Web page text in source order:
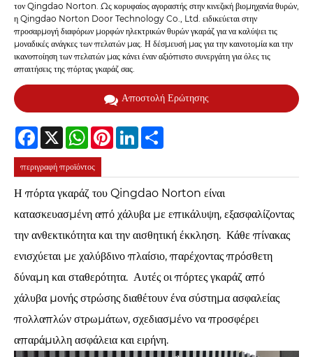
τον Qingdao Norton. Ως κορυφαίος αγοραστής στην κινεζική βιομηχανία θυρών,
η Qingdao Norton Door Technology Co., Ltd. ειδικεύεται στην
προσαρμογή διαφόρων μορφών ηλεκτρικών θυρών γκαράζ για να καλύψει τις
μοναδικές ανάγκες των πελατών μας. Η δέσμευσή μας για την καινοτομία και την
ικανοποίηση των πελατών μας κάνει έναν αξιόπιστο συνεργάτη για όλες τις
απαιτήσεις της πόρτας γκαράζ σας.
Αποστολή Ερώτησης
Facebook
X WhatsAppPinterestLinkedIn
περιγραφή προϊόντος
Η πόρτα γκαράζ του Qingdao Norton είναι
κατασκευασμένη από χάλυβα με επικάλυψη, εξασφαλίζοντας
την ανθεκτικότητα και την αισθητική έκκληση. Κάθε πίνακας
ενισχύεται με χαλύβδινο πλαίσιο, παρέχοντας πρόσθετη
δύναμη και σταθερότητα. Αυτές οι πόρτες γκαράζ από
χάλυβα μονής στρώσης διαθέτουν ένα σύστημα ασφαλείας
πολλαπλών στρωμάτων, σχεδιασμένο να προσφέρει
απαράμιλλη ασφάλεια και ειρήνη.